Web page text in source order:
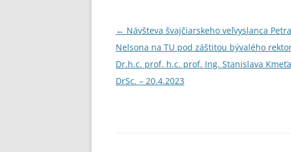
Navigácia
článkami
← Návšteva švajčiarskeho veľvyslanca Petra
Nelsona na TU pod záštitou bývalého
Dr.h.c. prof. h.c. prof. Ing. Stanislava
DrSc. – 20.4.2023